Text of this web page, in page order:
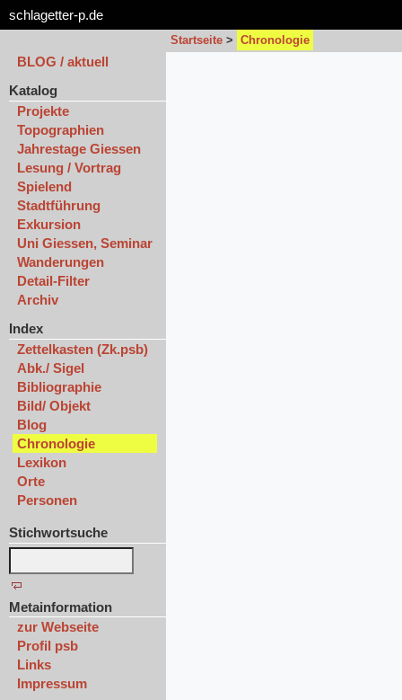
schlagetter-p.de
Startseite > Chronologie
BLOG / aktuell
Katalog
Projekte
Topographien
Jahrestage Giessen
Lesung / Vortrag
Spielend
Stadtführung
Exkursion
Uni Giessen, Seminar
Wanderungen
Detail-Filter
Archiv
Index
Zettelkasten (Zk.psb)
Abk./ Sigel
Bibliographie
Bild/ Objekt
Blog
Chronologie
Lexikon
Orte
Personen
Stichwortsuche
Metainformation
zur Webseite
Profil psb
Links
Impressum